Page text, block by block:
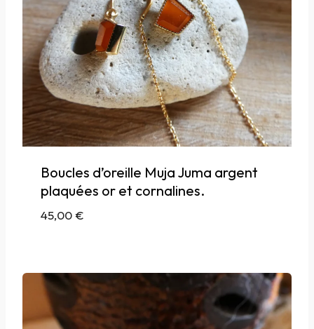
Boucles d’oreille Muja Juma argent
plaquées or et cornalines.
45,00€